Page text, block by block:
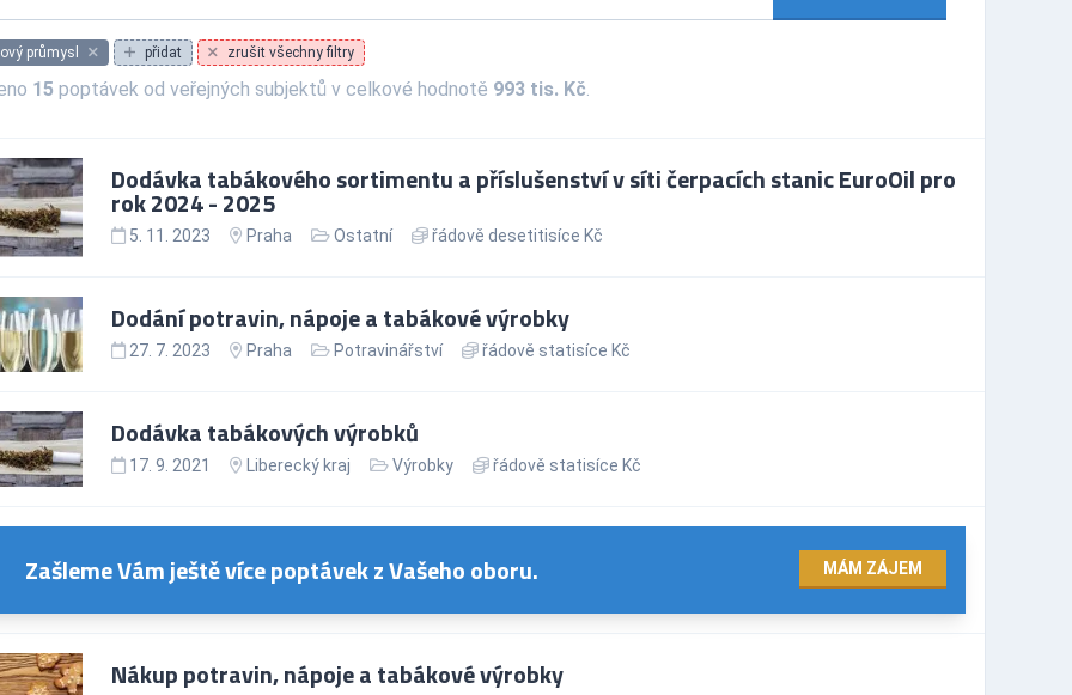
průmysl přidat zrušit všechny filtry
15 poptávek od veřejných subjektů v celkové hodnotě 993 tis. Kč
Dodávka tabákového sortimentu a příslušenství v síti čerpacích stanic EuroOil pro
rok 2024 - 2025
5. 11. 2023 Praha Ostatní řádově desetitisíce Kč
Dodání potravin, nápoje a tabákové výrobky
27. 7. 2023 Praha Potravinářství řádově statisíce Kč
Dodávka tabákových výrobků
17. 9. 2021 Liberecký kraj Výrobky řádově statisíce Kč
Zašleme Vám ještě více poptávek z Vašeho oboru. MÁM ZÁJEM
Nákup potravin, nápoje a tabákové výrobky